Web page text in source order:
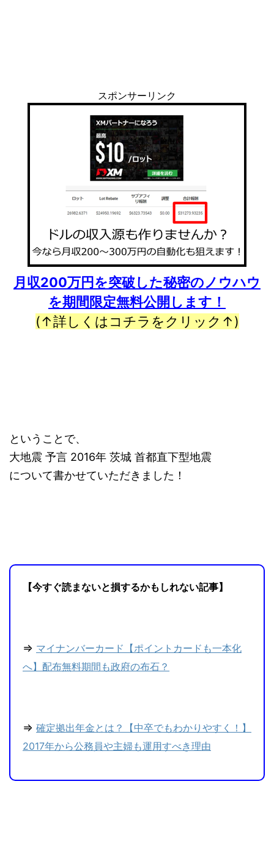
スポンサーリンク
月収200万円を突破した秘密のノウハウ
を期間限定無料公開します！
(↑詳しくはコチラをクリック↑)
ということで、
大地震 予言 2016年 茨城 首都直下型地震
について書かせていただきました！
【今すぐ読まないと損するかもしれない記事】
⇒ マイナンバーカード【ポイントカードも一本化
へ】配布無料期間も政府の布石？
⇒ 確定拠出年金とは？【中卒でもわかりやすく！】
2017年から公務員や主婦も運用すべき理由